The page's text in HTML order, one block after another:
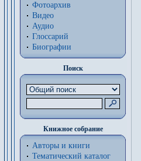
Фотоархив
Видео
Аудио
Глоссарий
Биографии
Поиск
Книжное собрание
Авторы и книги
Тематический каталог